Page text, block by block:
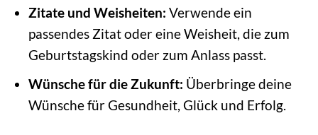
Zitate und Weisheiten: Verwende ein
passendes Zitat oder eine Weisheit, die zum
Geburtstagskind oder zum Anlass passt.
Wünsche für die Zukunft: Überbringe deine
Wünsche für Gesundheit, Glück und Erfolg.